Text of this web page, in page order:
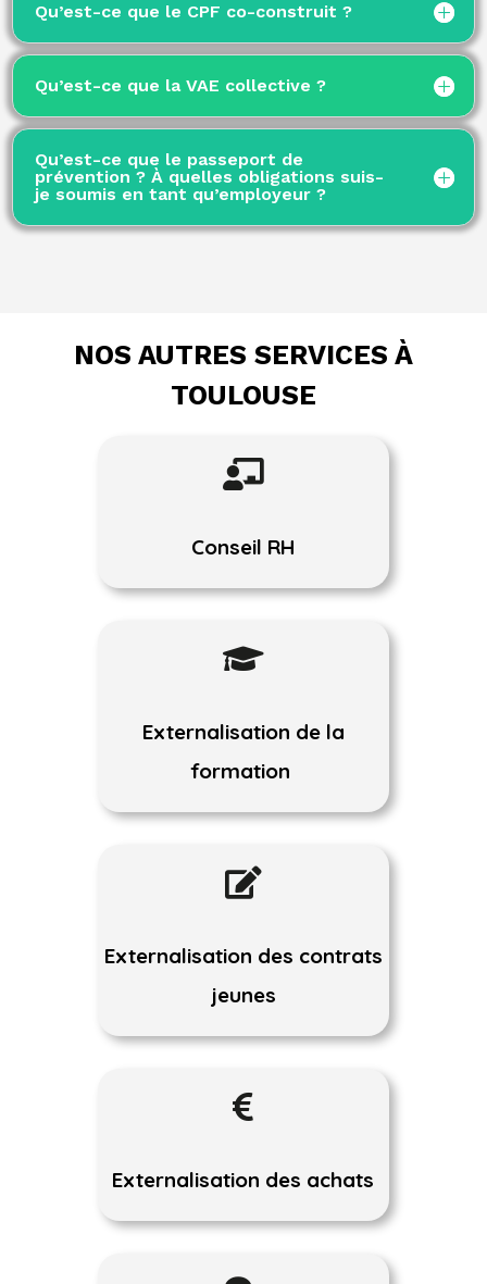
Qu’est-ce que le CPF co-construit ?
Qu’est-ce que la VAE collective ?
Qu’est-ce que le passeport de
prévention ? À quelles obligations suis-
je soumis en tant qu’employeur ?
NOS AUTRES SERVICES À
TOULOUSE

Conseil RH

Externalisation de la
formation

Externalisation des contrats
jeunes

Externalisation des achats